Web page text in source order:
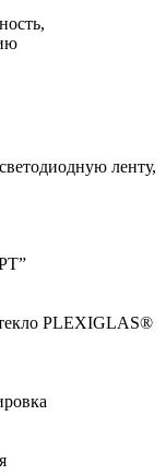
ленту,
PLEXIGLAS®